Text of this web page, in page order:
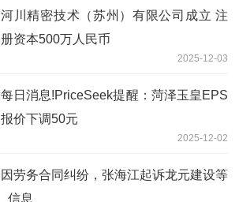
河川精密技术（苏州）有限公司成立 注
册资本500万人民币
2025-12-03
每日消息!PriceSeek提醒：菏泽玉皇EPS
报价下调50元
2025-12-02
因劳务合同纠纷，张海江起诉龙元建设等
_信息